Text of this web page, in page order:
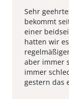
Sehr
bekommt
einer
hatten wir
aber immer
immer
gestern das